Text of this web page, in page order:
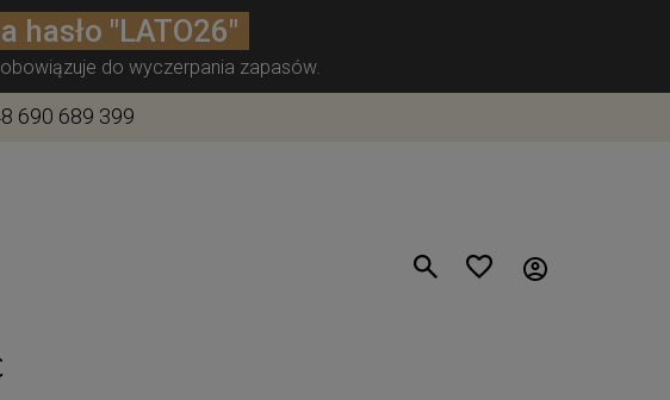
hasło "LATO26"
do wyczerpania zapasów.
690 689 399